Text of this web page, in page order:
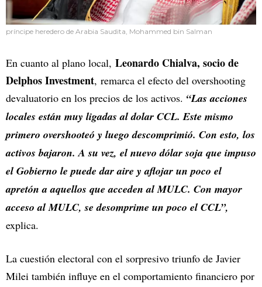
príncipe heredero de Arabia Saudita, Mohammed bin Salman
En cuanto al plano local, Leonardo Chialva, socio de
Delphos Investment, remarca el efecto del overshooting
devaluatorio en los precios de los activos. “Las acciones
locales están muy ligadas al dolar CCL. Este mismo
primero overshooteó y luego descomprimió. Con esto, los
activos bajaron. A su vez, el nuevo dólar soja que impuso
el Gobierno le puede dar aire y aflojar un poco el
apretón a aquellos que acceden al MULC. Con mayor
acceso al MULC, se desomprime un poco el CCL”,
explica.
La cuestión electoral con el sorpresivo triunfo de Javier
Milei también influye en el comportamiento financiero por